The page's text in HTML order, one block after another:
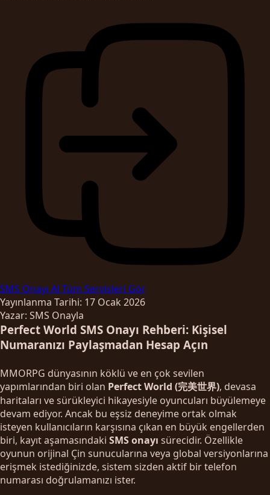
SMS Onayı Al Tüm Servisleri Gör
Yayınlanma Tarihi: 17 Ocak 2026
Yazar: SMS Onayla
Perfect World SMS Onayı Rehberi: Kişisel
Numaranızı Paylaşmadan Hesap Açın
MMORPG dünyasının köklü ve en çok sevilen
yapımlarından biri olan Perfect World (完美世界), devasa
haritaları ve sürükleyici hikayesiyle oyuncuları büyülemeye
devam ediyor. Ancak bu eşsiz deneyime ortak olmak
isteyen kullanıcıların karşısına çıkan en büyük engellerden
biri, kayıt aşamasındaki SMS onayı sürecidir. Özellikle
oyunun orijinal Çin sunucularına veya global versiyonlarına
erişmek istediğinizde, sistem sizden aktif bir telefon
numarası doğrulamanızı ister.